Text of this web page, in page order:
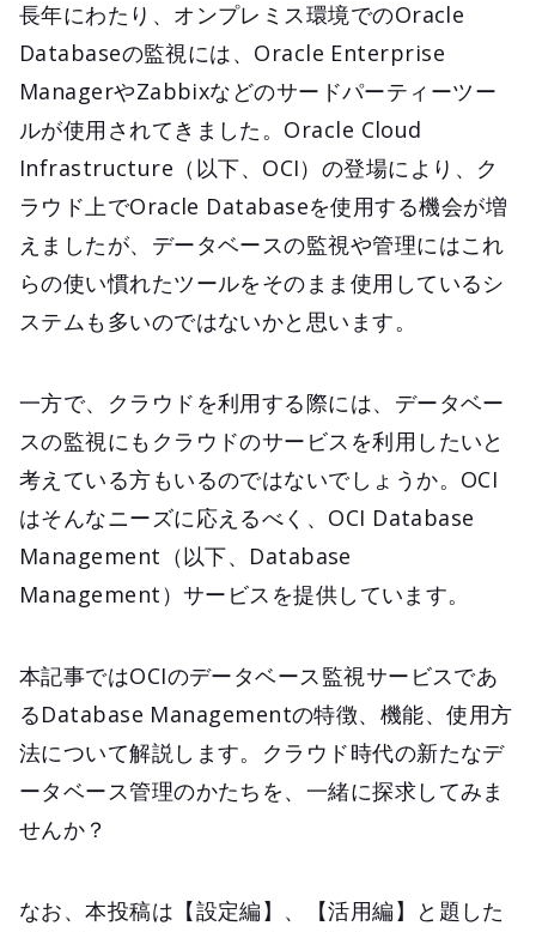
長年にわたり、オンプレミス環境でのOracle
Databaseの監視には、Oracle Enterprise
ManagerやZabbixなどのサードパーティーツー
ルが使用されてきました。Oracle Cloud
Infrastructure（以下、OCI）の登場により、ク
ラウド上でOracle Databaseを使用する機会が増
えましたが、データベースの監視や管理にはこれ
らの使い慣れたツールをそのまま使用しているシ
ステムも多いのではないかと思います。
一方で、クラウドを利用する際には、データベー
スの監視にもクラウドのサービスを利用したいと
考えている方もいるのではないでしょうか。OCI
はそんなニーズに応えるべく、OCI Database
Management（以下、Database
Management）サービスを提供しています。
本記事ではOCIのデータベース監視サービスであ
るDatabase Managementの特徴、機能、使用方
法について解説します。クラウド時代の新たなデ
ータベース管理のかたちを、一緒に探求してみま
せんか？
なお、本投稿は【設定編】、【活用編】と題した